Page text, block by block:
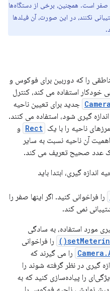
صفر است. همچنین، برخی از دستگاه‌ها
نکنند، در این صورت، آن فیلدها
را که دوربین برای فوکوس و
خودکار استفاده می کند، کنترل
جدید برای تعیین ناحیه
گیری شود، استفاده می کنند.
مرزهای ناحیه را با یک Rect و
آن ناحیه نسبت به سایر
عدد صحیح تعریف می کند.
گیری، ابتدا باید
را فراخوانی کنید. اگر اینها صفر را
نمی کند.
مورد استفاده، به سادگی
را فراخوانی
را می گیرند که
گیری در نظر گرفته شوند را
را پیاده‌سازی کنید که به